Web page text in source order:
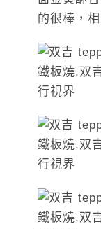
的很棒，